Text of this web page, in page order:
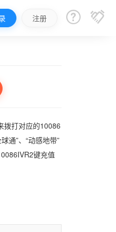
注册  
拨打对应的10086
通”、“动感地带”
键充值